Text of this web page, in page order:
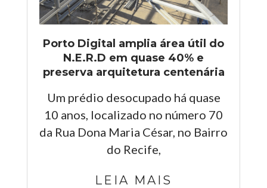
Porto Digital amplia área útil do
N.E.R.D em quase 40% e
preserva arquitetura centenária
Um prédio desocupado há quase
10 anos, localizado no número 70
da Rua Dona Maria César, no Bairro
do Recife,
LEIA MAIS